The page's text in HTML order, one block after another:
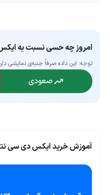
امروز چه حسی نسبت به
توجه: این داده‌ صرفاً جنبه‌ی نمایشی
صعودی
آموزش خرید ایکس دی سی